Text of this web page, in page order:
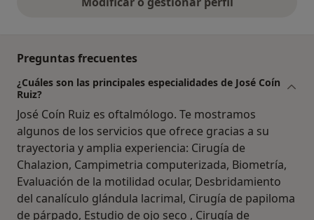
Preguntas frecuentes
¿Cuáles son las principales especialidades de José Coín
Ruiz?
José Coín Ruiz es oftalmólogo. Te mostramos
algunos de los servicios que ofrece gracias a su
trayectoria y amplia experiencia: Cirugía de
Chalazion, Campimetria computerizada, Biometría,
Evaluación de la motilidad ocular, Desbridamiento
del canalículo glándula lacrimal, Cirugía de papiloma
de párpado, Estudio de ojo seco , Cirugía de